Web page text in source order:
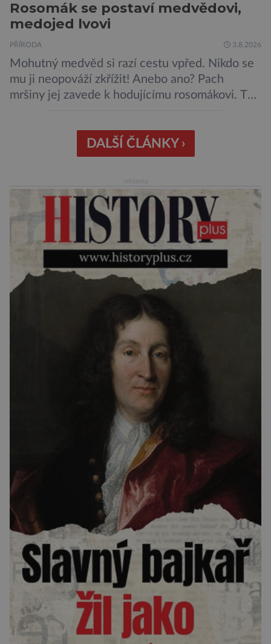
Rosomák se postaví medvědovi,
medojed lvovi
PŘÍRODA 3.8.2026
Mohutný medvěd si razí cestu vpřed. Nikdo se
mu ji neopováží zkřížit! Anebo ano? Pach
mršiny jej zavede k hodujícímu rosomákovi. Ten
„lasice“ je odhodlána bránit svou kořist.
Nedosahují nijak impozantní velikosti, jde spíše
a […]
DALŠÍ ČLÁNKY ›